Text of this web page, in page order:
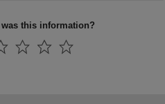
was this information?